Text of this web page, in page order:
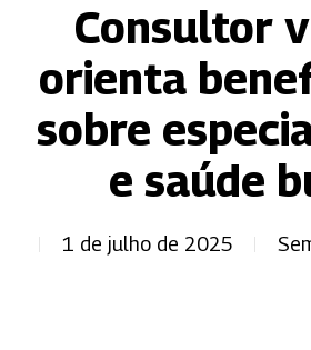
Consultor
orienta
sobre
e saúde
1 de julho de 2025